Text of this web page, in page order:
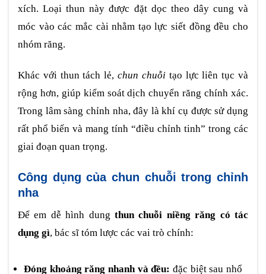
xích. Loại thun này được đặt dọc theo dây cung và
móc vào các mắc cài nhằm tạo lực siết đồng đều cho
nhóm răng.
Khác với thun tách lẻ,chun chuỗi tạo lực liên tục và
rộng hơn, giúp kiểm soát dịch chuyển răng chính xác.
Trong lâm sàng chỉnh nha, đây là khí cụ được sử dụng
rất phổ biến và mang tính “điều chỉnh tinh” trong các
giai đoạn quan trọng.
Công dụng của chun chuỗi trong chỉnh
nha
Để em dễ hình dung thun chuỗi niềng răng có tác
dụng gì, bác sĩ tóm lược các vai trò chính:
Đóng khoảng răng nhanh và đều: đặc biệt sau nhổ